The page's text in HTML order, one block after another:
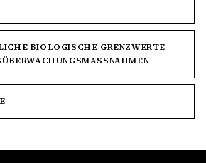
BIOLOGISCHE GRENZWERTE